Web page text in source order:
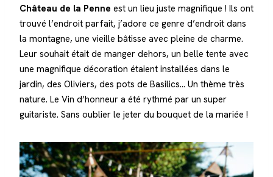
Château de la Penne est un lieu juste magnifique ! Ils ont
trouvé l’endroit parfait, j’adore ce genre d’endroit dans
la montagne, une vieille bâtisse avec pleine de charme.
Leur souhait était de manger dehors, un belle tente avec
une magnifique décoration étaient installées dans le
jardin, des Oliviers, des pots de Basilics… Un thème très
nature. Le Vin d’honneur a été rythmé par un super
guitariste. Sans oublier le jeter du bouquet de la mariée !